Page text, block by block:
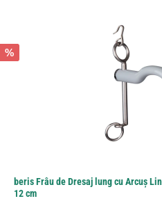
%
beris Frâu de Dresaj lung cu Arcuș
12 cm